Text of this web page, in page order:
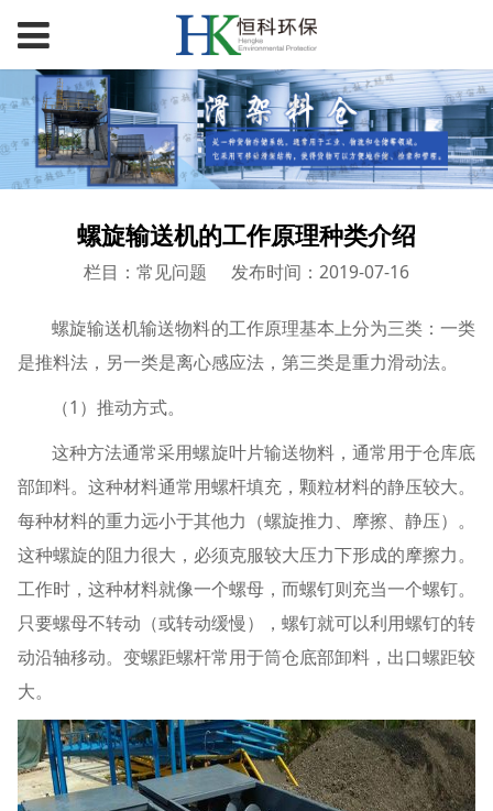
螺旋输送机的工作原理种类介绍
栏目：常见问题 发布时间：2019-07-16
螺旋输送机输送物料的工作原理基本上分为三类：一类
是推料法，另一类是离心感应法，第三类是重力滑动法。
（1）推动方式。
这种方法通常采用螺旋叶片输送物料，通常用于仓库底
部卸料。这种材料通常用螺杆填充，颗粒材料的静压较大。
每种材料的重力远小于其他力（螺旋推力、摩擦、静压）。
这种螺旋的阻力很大，必须克服较大压力下形成的摩擦力。
工作时，这种材料就像一个螺母，而螺钉则充当一个螺钉。
只要螺母不转动（或转动缓慢），螺钉就可以利用螺钉的转
动沿轴移动。变螺距螺杆常用于筒仓底部卸料，出口螺距较
大。